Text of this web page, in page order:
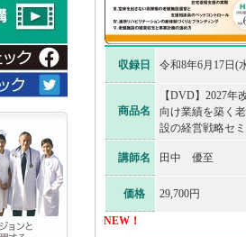
収録日 令和8年6月17日(
商品名
【DVD】2027年
向け業績を築く
設の経営戦略セ
講師名 田中 優至
価格 29,700円
NEW！